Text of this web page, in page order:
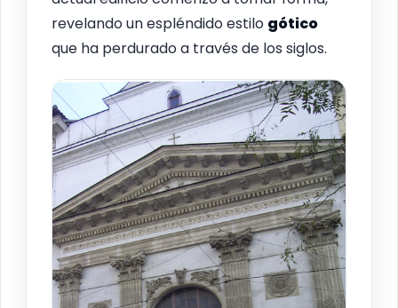
revelando un espléndido estilo gótico
que ha perdurado a través de los siglos.